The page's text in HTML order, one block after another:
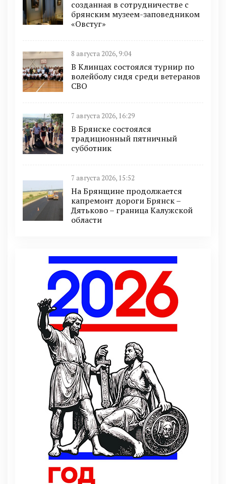
созданная в сотрудничестве с
брянским музеем-заповедником
«Овстуг»
8 августа 2026, 9:04
В Клинцах состоялся турнир по
волейболу сидя среди ветеранов
СВО
7 августа 2026, 16:29
В Брянске состоялся
традиционный пятничный
субботник
7 августа 2026, 15:52
На Брянщине продолжается
капремонт дороги Брянск –
Дятьково – граница Калужской
области